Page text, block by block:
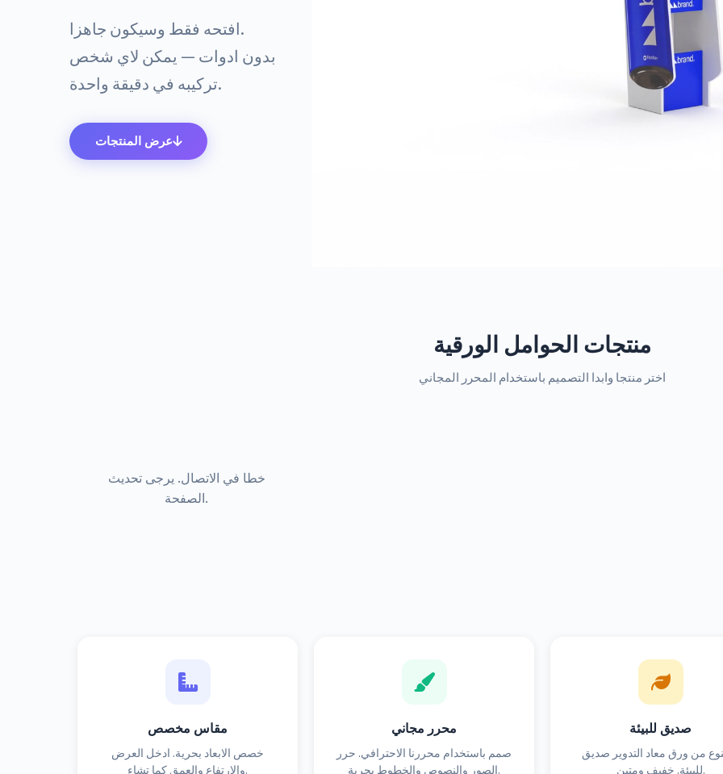
افتحه فقط وسيكون جاهزا.
بدون ادوات — يمكن لاي شخص
تركيبه في دقيقة واحدة.
عرض المنتجات
منتجات الحوامل الورقية
اختر منتجا وابدا التصميم باستخدام المحرر المجاني
خطا في الاتصال. يرجى تحديث
الصفحة.
مقاس مخصص
خصص الابعاد بحرية. ادخل العرض
والارتفاع والعمق كما تشاء.
محرر مجاني
صمم باستخدام محررنا الاحترافي. حرر
الصور والنصوص والخطوط بحرية.
صديق للبيئة
من ورق معاد التدوير صديق
للبيئة. خفيف ومتين.